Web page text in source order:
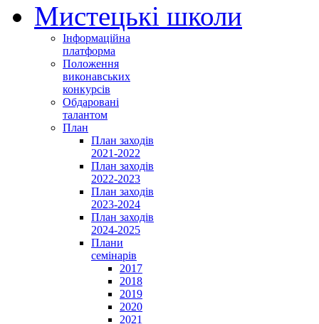
Мистецькі школи
Інформаційна
платформа
Положення
виконавських
конкурсів
Обдаровані
талантом
План
План заходів
2021-2022
План заходів
2022-2023
План заходів
2023-2024
План заходів
2024-2025
Плани
семінарів
2017
2018
2019
2020
2021